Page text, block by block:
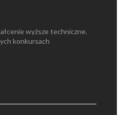
wyższe techniczne.
konkursach